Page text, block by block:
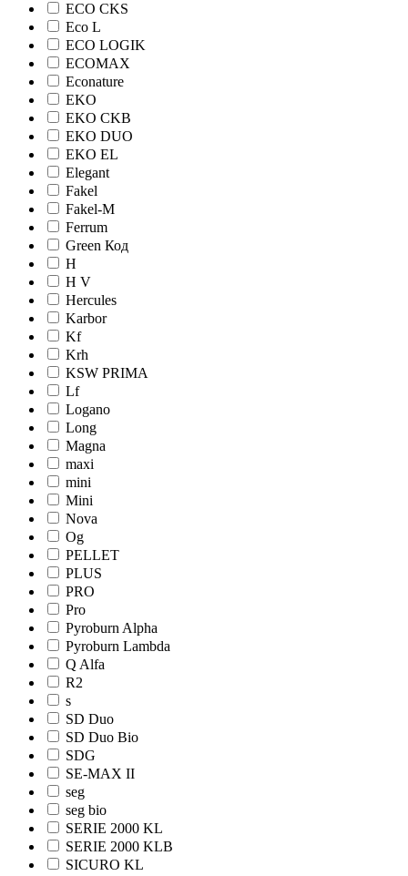
ECO CKS
Eco L
ECO LOGIK
ECOMAX
Econature
EKO
EKO CKB
EKO DUO
EKO EL
Elegant
Fakel
Fakel-M
Ferrum
Green Код
H
H V
Hercules
Karbor
Kf
Krh
KSW PRIMA
Lf
Logano
Long
Magna
maxi
mini
Mini
Nova
Og
PELLET
PLUS
PRO
Pro
Pyroburn Alpha
Pyroburn Lambda
Q Alfa
R2
s
SD Duo
SD Duo Bio
SDG
SE-MAX II
seg
seg bio
SERIE 2000 KL
SERIE 2000 KLB
SICURO KL